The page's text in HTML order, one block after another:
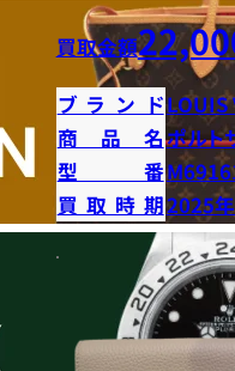
買取金額
ブランドLOUIS
商品名ポルト
型番
買取時期2025